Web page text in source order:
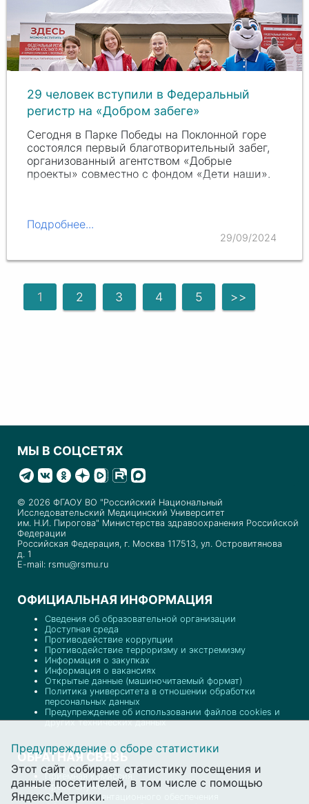
29 человек вступили в Федеральный
регистр на «Добром забеге»
Сегодня в Парке Победы на Поклонной горе
состоялся первый благотворительный забег,
организованный агентством «Добрые
проекты» совместно с фондом «Дети наши».
Подробнее...
29/09/2024
1 2 3 4 5 >>
МЫ В СОЦСЕТЯХ
© 2026 ФГАОУ ВО "Российский Национальный
Исследовательский Медицинский Университет
им. Н.И. Пирогова" Министерства здравоохранения Российской
Федерации
Российская Федерация, г. Москва 117513, ул. Островитянова
д. 1
E-mail: rsmu@rsmu.ru
ОФИЦИАЛЬНАЯ ИНФОРМАЦИЯ
Сведения об образовательной организации
Доступная среда
Противодействие коррупции
Противодействие терроризму и экстремизму
Информация о закупках
Информация о вакансиях
Открытые данные (машиночитаемый формат)
Политика университета в отношении обработки
персональных данных
Предупреждение об использовании файлов cookies и
других технических данных
ОБРАТНАЯ СВЯЗЬ
Приемная комиссия
Пресс-служба
Отдел документационного обеспечения
Предупреждение о сборе статистики
Этот сайт собирает статистику посещения и
данные посетителей, в том числе с помощью
Яндекс.Метрики.